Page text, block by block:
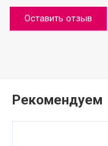
Оставить отзыв
Рекомендуем